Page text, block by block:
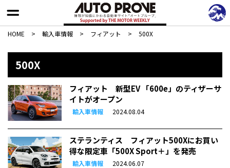
HOME > 輸入車情報 > フィアット > 500X
500X
フィアット 新型EV 「600e」のティザーサ
イトがオープン
輸入車情報 2024.08.04
ステランティス フィアット500Xにお買い
得な限定車「500X Sport＋」を発売
輸入車情報 2024.06.07